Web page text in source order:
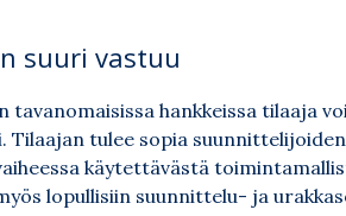
suuri vastuu
tavanomaisissa hankkeissa tilaaja
Tilaajan tulee sopia
käytettävästä
lopullisiin suunnittelu- ja